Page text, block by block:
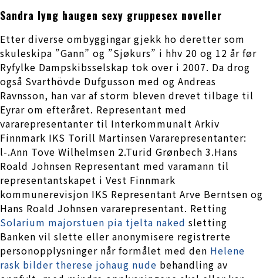
Sandra lyng haugen sexy gruppesex noveller
Etter diverse ombyggingar gjekk ho deretter som
skuleskipa ”Gann” og ”Sjøkurs” i hhv 20 og 12 år før
Ryfylke Dampskibsselskap tok over i 2007. Da drog
også Svarthövde Dufgusson med og Andreas
Ravnsson, han var af storm bleven drevet tilbage til
Eyrar om efteråret. Representant med
vararepresentanter til Interkommunalt Arkiv
Finnmark IKS Torill Martinsen Vararepresentanter:
l-.Ann Tove Wilhelmsen 2.Turid Grønbech 3.Hans
Roald Johnsen Representant med varamann til
representantskapet i Vest Finnmark
kommunerevisjon IKS Representant Arve Berntsen og
Hans Roald Johnsen vararepresentant. Retting
Solarium majorstuen pia tjelta naked sletting
Banken vil slette eller anonymisere registrerte
personopplysninger når formålet med den Helene
rask bilder therese johaug nude behandling av